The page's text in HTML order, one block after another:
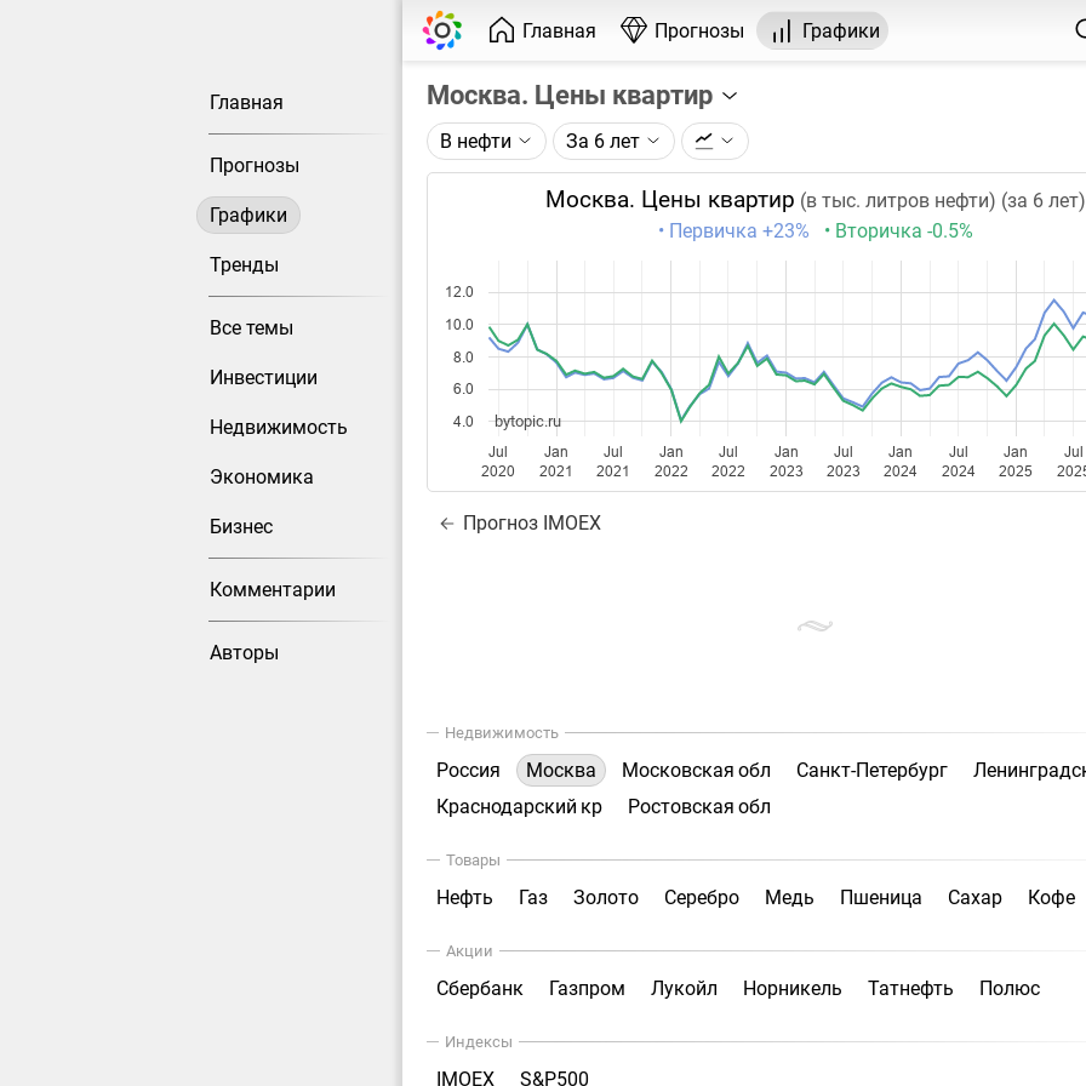
Главная Прогнозы Графики
Главная
Прогнозы
Графики
Тренды
Все темы
Инвестиции
Недвижимость
Экономика
Бизнес
Комментарии
Авторы
Москва. Цены квартир
Описание графика:
Цены реальных сделок на рынке недвижимости Москвы по данным
Сбериндекс.
Каждая точка на графике - значение за месяц. Таймфрейм (месяц) не
при изменении глубины графика.
Данные добавляются 9-11 числа каждого месяца.
В нефти За 6 лет
Москва. Цены квартир (в тыс. литров нефти) (за 6 лет)
• Первичка +23% • Вторичка -0.5%
Jan
2021
Jan
2022
Jan
2023
Jan
2024
Jan
2025
Jul
2020
Jul
2021
Jul
2022
Jul
2023
Jul
2024
Jul
4.0
6.0
8.0
10.0
12.0
bytopic.ru
Прогноз IMOEX
Недвижимость
Россия Москва Московская обл Санкт-Петербург
Краснодарский кр
Ростовская обл
Товары
Нефть Газ Золото Серебро Медь Пшеница Сахар Кофе
Акции
Сбербанк Газпром Лукойл Норникель Татнефть Полюс
Индексы
IMOEX S&P500